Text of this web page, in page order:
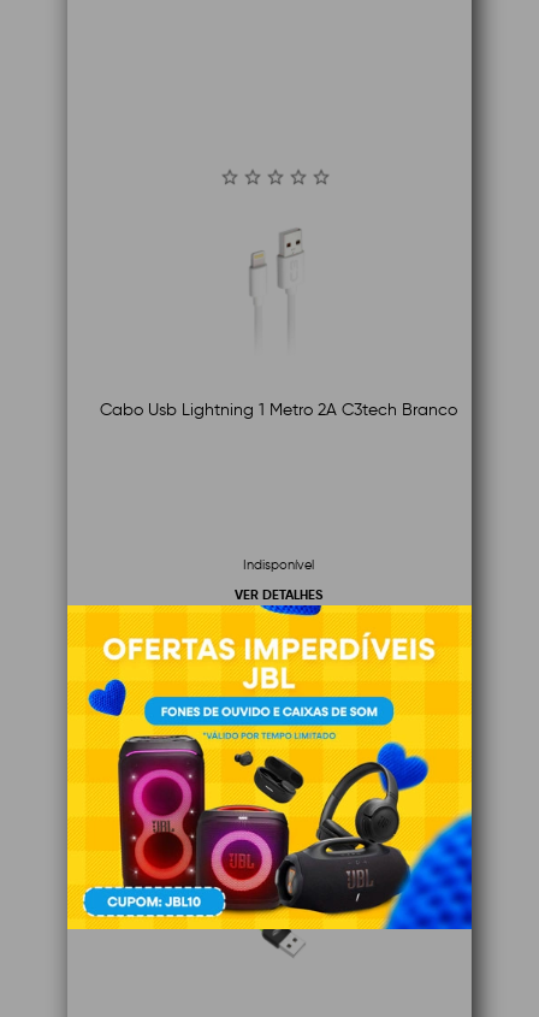
Cabo Usb Lightning 1 Metro 2A C3tech Branco
Indisponível
VER DETALHES